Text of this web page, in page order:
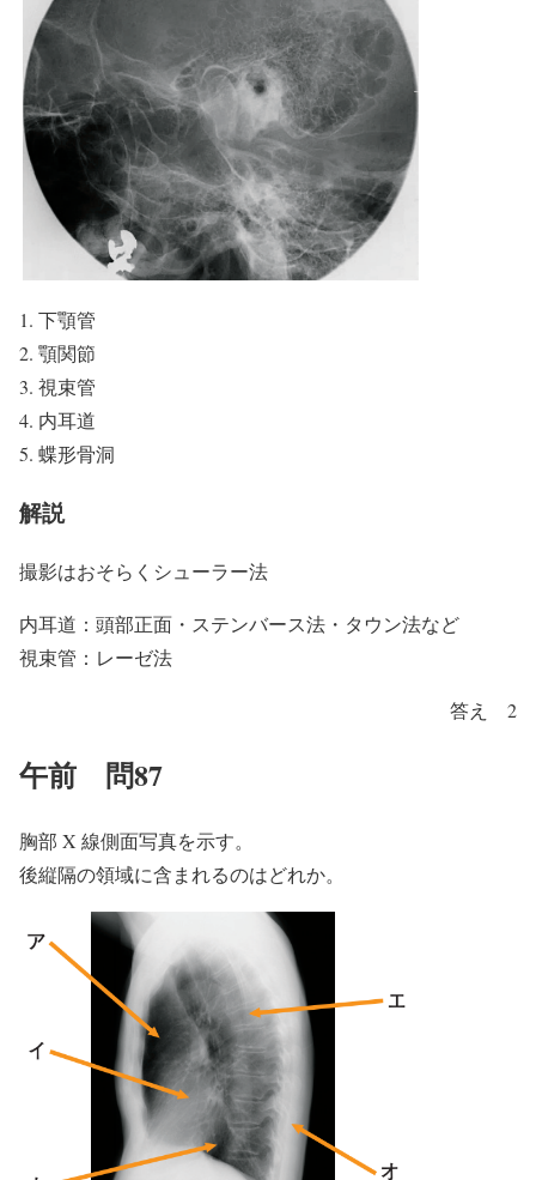
下顎管
顎関節
視束管
内耳道
蝶形骨洞
解説
撮影はおそらくシューラー法
内耳道：頭部正面・ステンバース法・タウン法など
視束管：レーゼ法
答え 2
午前 問87
胸部 X 線側面写真を示す。
後縦隔の領域に含まれるのはどれか。